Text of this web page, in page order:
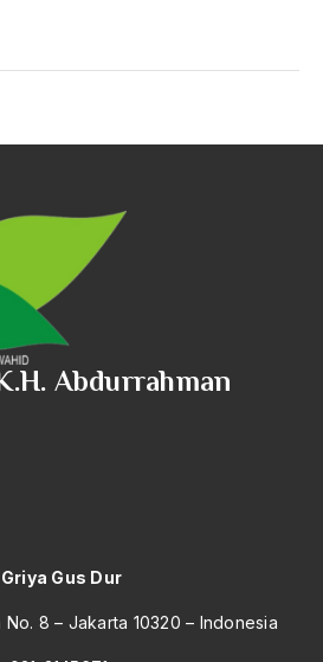
Abdurrahman
Gus Dur
No. 8 – Jakarta 10320 – Indonesia